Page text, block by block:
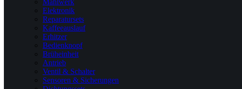
Mahlwerk
Elektronik
Reparatursets
Kaffeeauslauf
Erhitzer
Bedienknopf
Brüheinheit
Antrieb
Ventil & Schalter
Sensoren & Sicherungen